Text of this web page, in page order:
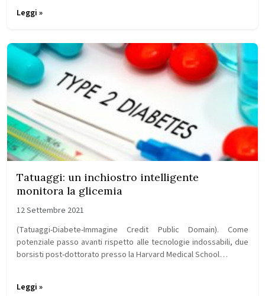
Leggi »
Tatuaggi: un inchiostro intelligente
monitora la glicemia
12 Settembre 2021
(Tatuaggi-Diabete-Immagine Credit Public Domain). Come
potenziale passo avanti rispetto alle tecnologie indossabili, due
borsisti post-dottorato presso la Harvard Medical School…
Leggi »